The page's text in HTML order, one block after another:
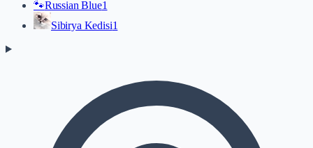
🐾Russian Blue1
Sibirya Kedisi1